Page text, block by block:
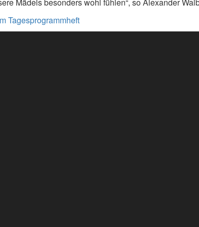
Tagesprogrammheft